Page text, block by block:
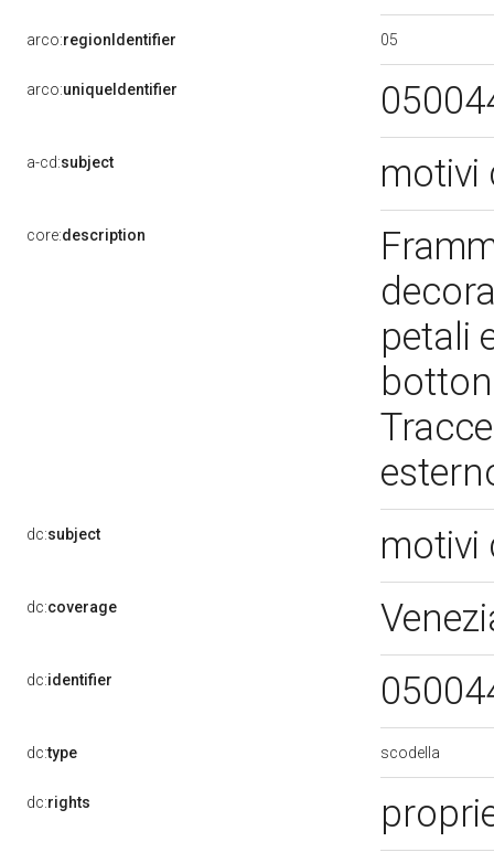
arco:regionIdentifier 05
arco:uniqueIdentifier
a-cd:subject motivi
core:description
petali
dc:subject motivi
dc:coverage
dc:identifier
dc:type scodella
dc:rights